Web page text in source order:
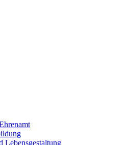
Lebensgestaltung